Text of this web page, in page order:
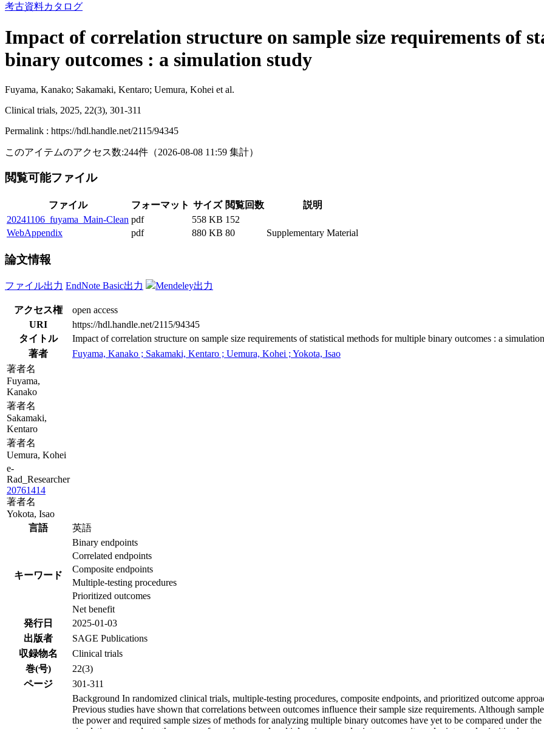
考古資料カタログ
Impact of correlation structure on sample size requirements of
binary outcomes : a simulation study
Fuyama, Kanako; Sakamaki, Kentaro; Uemura, Kohei et al.
Clinical trials, 2025, 22(3), 301-311
Permalink : https://hdl.handle.net/2115/94345
このアイテムのアクセス数:244件 （2026-08-08 11:59 集計）
閲覧可能ファイル
ファイル フォーマット サイズ 閲覧回数
説明
20241106_fuyama_Main-Clean pdf 558 KB 152
WebAppendix
pdf 880 KB 80 Supplementary Material
論文情報
ファイル出力 EndNote Basic出力 Mendeley出力
アクセス権
open access
URI
https://hdl.handle.net/2115/94345
タイトル
Impact of correlation structure on sample size requirements of statistical methods for multiple binary outcomes : a
著者
Fuyama, Kanako ; Sakamaki, Kentaro ; Uemura, Kohei ; Yokota, Isao
著者名
Fuyama,
Kanako
著者名
Sakamaki,
Kentaro
著者名
Uemura, Kohei
e-
Rad_Researcher
20761414
著者名
Yokota, Isao
言語
英語
キーワード
Binary endpoints
Correlated endpoints
Composite endpoints
Multiple-testing procedures
Prioritized outcomes
Net benefit
発行日
2025-01-03
出版者
SAGE Publications
収録物名
Clinical trials
巻(号)
22(3)
ページ
301-311
Background In randomized clinical trials, multiple-testing procedures, composite endpoints, and prioritized outcome
Previous studies have shown that correlations between outcomes influence their sample size requirements. Although
the power and required sample sizes of methods for analyzing multiple binary outcomes have yet to be compared under